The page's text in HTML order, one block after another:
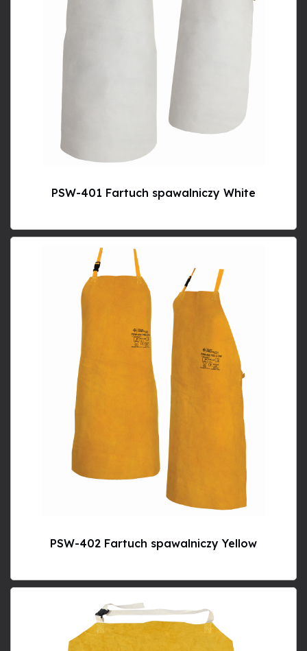
PSW-401 Fartuch spawalniczy White
PSW-402 Fartuch spawalniczy Yellow